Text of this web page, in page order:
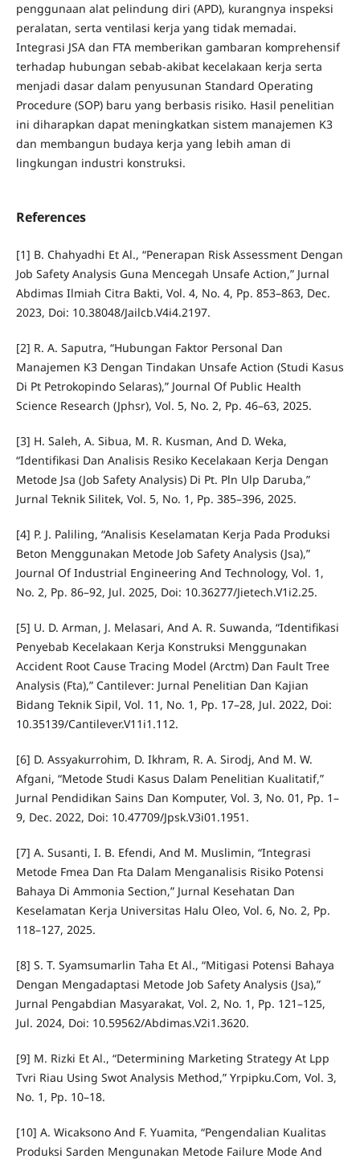
penggunaan alat pelindung diri (APD), kurangnya inspeksi
peralatan, serta ventilasi kerja yang tidak memadai.
Integrasi JSA dan FTA memberikan gambaran komprehensif
terhadap hubungan sebab-akibat kecelakaan kerja serta
menjadi dasar dalam penyusunan Standard Operating
Procedure (SOP) baru yang berbasis risiko. Hasil penelitian
ini diharapkan dapat meningkatkan sistem manajemen K3
dan membangun budaya kerja yang lebih aman di
lingkungan industri konstruksi.
References
[1] B. Chahyadhi Et Al., “Penerapan Risk Assessment Dengan
Job Safety Analysis Guna Mencegah Unsafe Action,” Jurnal
Abdimas Ilmiah Citra Bakti, Vol. 4, No. 4, Pp. 853–863, Dec.
2023, Doi: 10.38048/Jailcb.V4i4.2197.
[2] R. A. Saputra, “Hubungan Faktor Personal Dan
Manajemen K3 Dengan Tindakan Unsafe Action (Studi Kasus
Di Pt Petrokopindo Selaras),” Journal Of Public Health
Science Research (Jphsr), Vol. 5, No. 2, Pp. 46–63, 2025.
[3] H. Saleh, A. Sibua, M. R. Kusman, And D. Weka,
“Identifikasi Dan Analisis Resiko Kecelakaan Kerja Dengan
Metode Jsa (Job Safety Analysis) Di Pt. Pln Ulp Daruba,”
Jurnal Teknik Silitek, Vol. 5, No. 1, Pp. 385–396, 2025.
[4] P. J. Paliling, “Analisis Keselamatan Kerja Pada Produksi
Beton Menggunakan Metode Job Safety Analysis (Jsa),”
Journal Of Industrial Engineering And Technology, Vol. 1,
No. 2, Pp. 86–92, Jul. 2025, Doi: 10.36277/Jietech.V1i2.25.
[5] U. D. Arman, J. Melasari, And A. R. Suwanda, “Identifikasi
Penyebab Kecelakaan Kerja Konstruksi Menggunakan
Accident Root Cause Tracing Model (Arctm) Dan Fault Tree
Analysis (Fta),” Cantilever: Jurnal Penelitian Dan Kajian
Bidang Teknik Sipil, Vol. 11, No. 1, Pp. 17–28, Jul. 2022, Doi:
10.35139/Cantilever.V11i1.112.
[6] D. Assyakurrohim, D. Ikhram, R. A. Sirodj, And M. W.
Afgani, “Metode Studi Kasus Dalam Penelitian Kualitatif,”
Jurnal Pendidikan Sains Dan Komputer, Vol. 3, No. 01, Pp. 1–
9, Dec. 2022, Doi: 10.47709/Jpsk.V3i01.1951.
[7] A. Susanti, I. B. Efendi, And M. Muslimin, “Integrasi
Metode Fmea Dan Fta Dalam Menganalisis Risiko Potensi
Bahaya Di Ammonia Section,” Jurnal Kesehatan Dan
Keselamatan Kerja Universitas Halu Oleo, Vol. 6, No. 2, Pp.
118–127, 2025.
[8] S. T. Syamsumarlin Taha Et Al., “Mitigasi Potensi Bahaya
Dengan Mengadaptasi Metode Job Safety Analysis (Jsa),”
Jurnal Pengabdian Masyarakat, Vol. 2, No. 1, Pp. 121–125,
Jul. 2024, Doi: 10.59562/Abdimas.V2i1.3620.
[9] M. Rizki Et Al., “Determining Marketing Strategy At Lpp
Tvri Riau Using Swot Analysis Method,” Yrpipku.Com, Vol. 3,
No. 1, Pp. 10–18.
[10] A. Wicaksono And F. Yuamita, “Pengendalian Kualitas
Produksi Sarden Mengunakan Metode Failure Mode And